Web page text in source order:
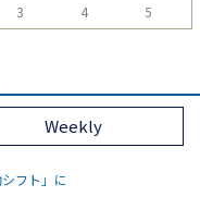
3 4 5
Weekly
フト」に